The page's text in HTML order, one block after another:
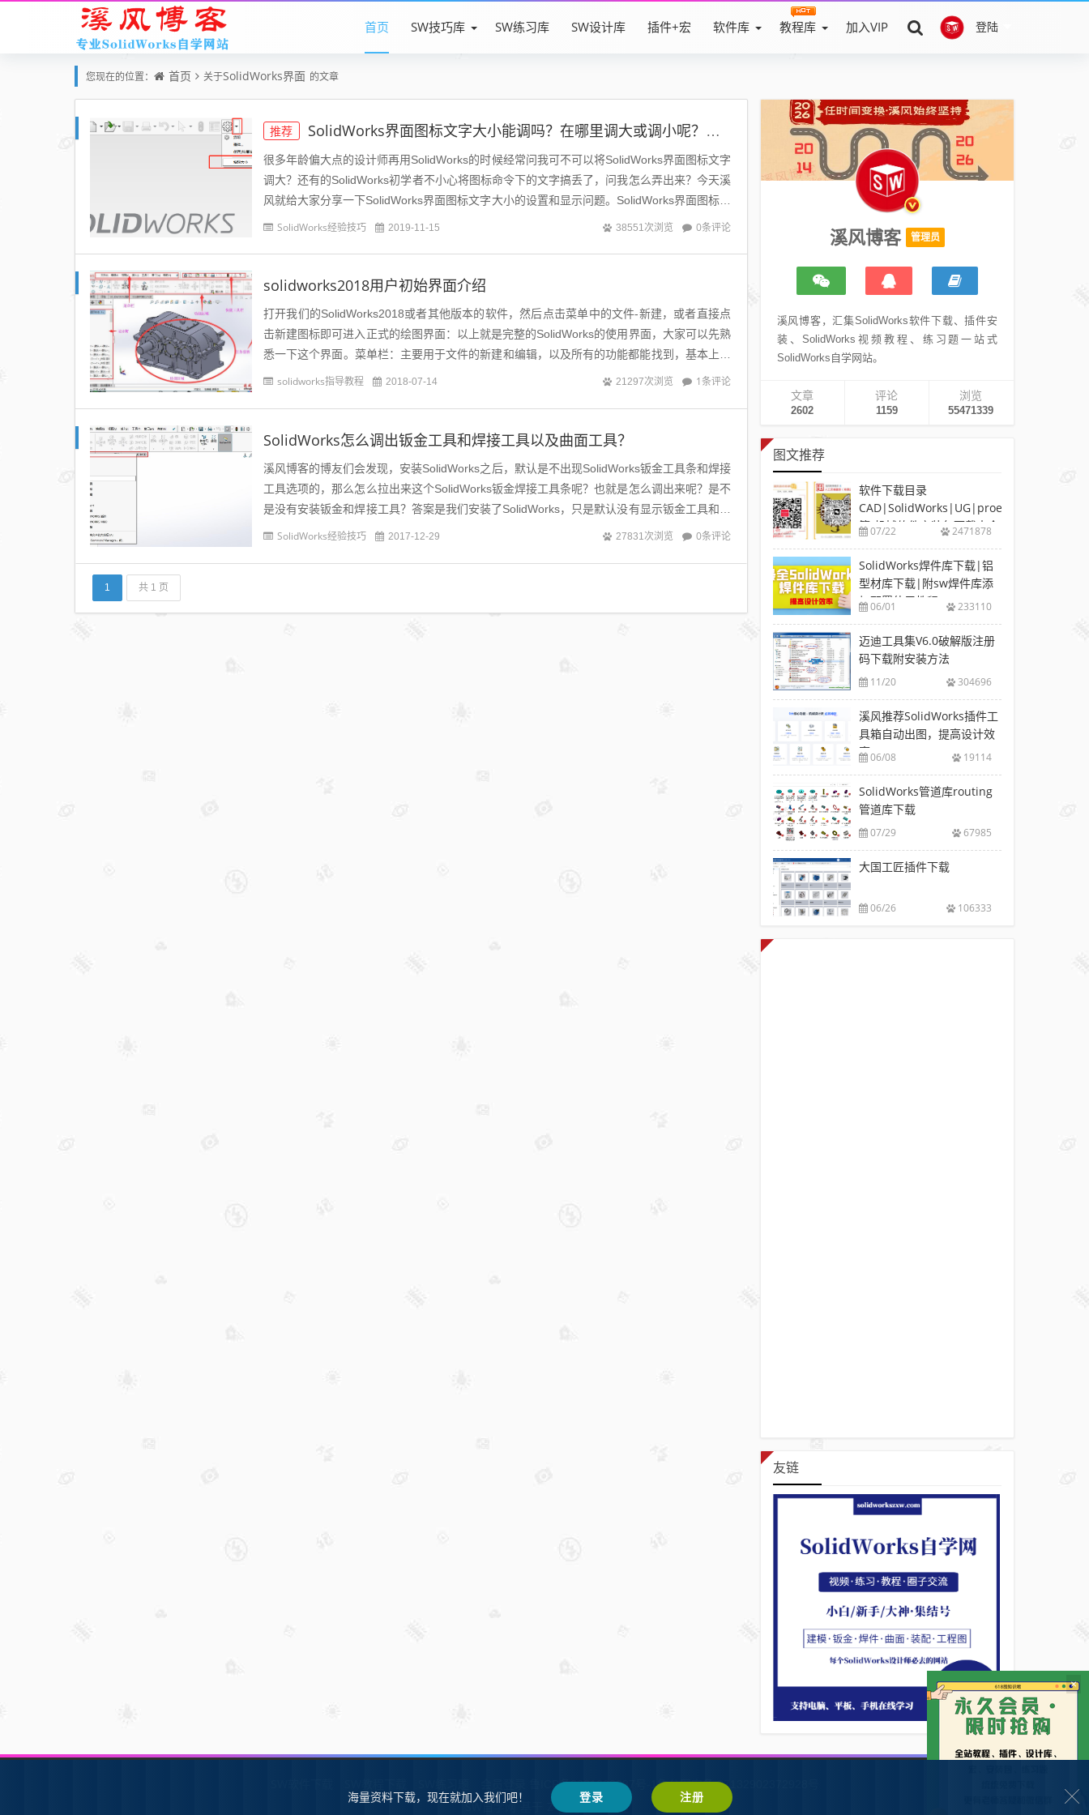
登陆
首页 SW技巧库 SW练习库 SW设计库 插件+宏 软件库 教程库 加入VIP
您现在的位置： 首页 关于SolidWorks界面 的文章
推荐 SolidWorks界面图标文字大小能调吗？在哪里调大或调小呢？溪风告诉你，其实很简单
很多年龄偏大点的设计师再用SolidWorks的时候经常问我可不可以将SolidWorks界面图标文字
调大？还有的SolidWorks初学者不小心将图标命令下的文字搞丢了，问我怎么弄出来？今天溪
风就给大家分享一下SolidWorks界面图标文字大小的设置和显示问题。SolidWorks界面图标文
字大...SolidWorks经验技巧 2019-11-15 38551次浏览 0条评论
solidworks2018用户初始界面介绍
打开我们的SolidWorks2018或者其他版本的软件，然后点击菜单中的文件-新建，或者直接点
击新建图标即可进入正式的绘图界面：以上就是完整的SolidWorks的使用界面，大家可以先熟
悉一下这个界面。菜单栏：主要用于文件的新建和编辑，以及所有的功能都能找到，基本上菜
单栏可以找到所有的实用工具。快...
solidworks指导教程 2018-07-14 21297次浏览 1条评论
SolidWorks怎么调出钣金工具和焊接工具以及曲面工具？
溪风博客的博友们会发现，安装SolidWorks之后，默认是不出现SolidWorks钣金工具条和焊接
工具选项的，那么怎么拉出来这个SolidWorks钣金焊接工具条呢？也就是怎么调出来呢？是不
是没有安装钣金和焊接工具？答案是我们安装了SolidWorks，只是默认没有显示钣金工具和焊
接工具以及曲面...
SolidWorks经验技巧 2017-12-29 27831次浏览 0条评论
1 共 1 页
溪风博客 管理员
溪风博客，汇集SolidWorks软件下载、插件安
装、SolidWorks视频教程、练习题一站式
SolidWorks自学网站。
文章
2602
评论
1159
浏览
55471339
图文推荐
软件下载目录
CAD|SolidWorks|UG|proe
等-机械软件安装包下载大全
07/22 2471878
SolidWorks焊件库下载|铝
型材库下载|附sw焊件库添
加配置使用教程
06/01 233110
迈迪工具集V6.0破解版注册
码下载附安装方法
11/20 304696
溪风推荐SolidWorks插件工
具箱自动出图，提高设计效
率06/08 19114
SolidWorks管道库routing
管道库下载
07/29 67985
大国工匠插件下载
06/26 106333
友链
鲁ICP备2021002287号-1鲁公网安备 37132902372928号
SW自学网 Z-BlogPHP 搭建
×
海量资料下载，现在就加入我们吧！ 登录 注册